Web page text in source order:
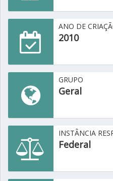
ANO DE
2010
GRUPO
Geral
INSTÂNCIA
Federal